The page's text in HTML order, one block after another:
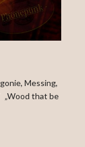
Messing,
„Wood that be